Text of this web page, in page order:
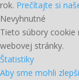
rok. Prečítajte si
Nevyhnutné
Tieto súbory cookie
webovej stránky.
Štatistiky
Aby sme mohli